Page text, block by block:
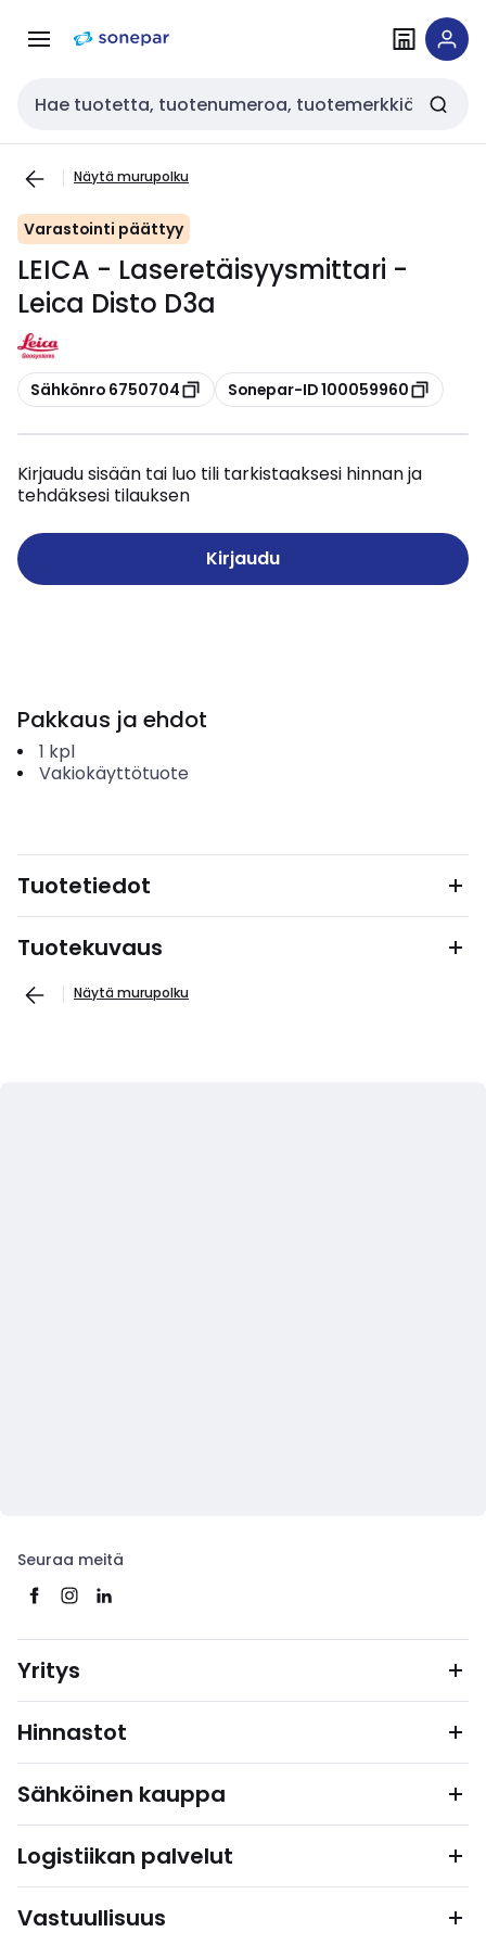
navigointiinsisältöön
Haku
Näytä murupolku
Varastointi päättyy
LEICA - Laseretäisyysmittari -
Leica Disto D3a
Kopioi
Sähkönro 6750704 Kopioi
Sonepar-ID 100059960
Kirjaudu sisään tai luo tili tarkistaaksesi hinnan ja
tehdäksesi tilauksen
Kirjaudu
Pakkaus ja ehdot
1 kpl
Vakiokäyttötuote
Tuotetiedot
Tuotekuvaus
Näytä murupolku
Seuraa meitä
Yritys
Hinnastot
Sähköinen kauppa
Logistiikan palvelut
Vastuullisuus